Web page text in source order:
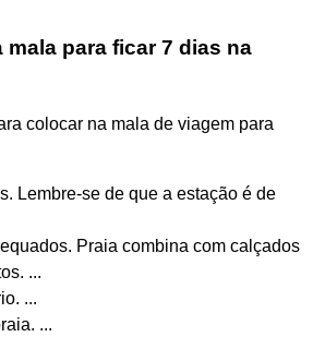
mala para ficar 7 dias na
colocar na mala de viagem para
Lembre-se de que a estação é de
Praia combina com calçados
...
...
...